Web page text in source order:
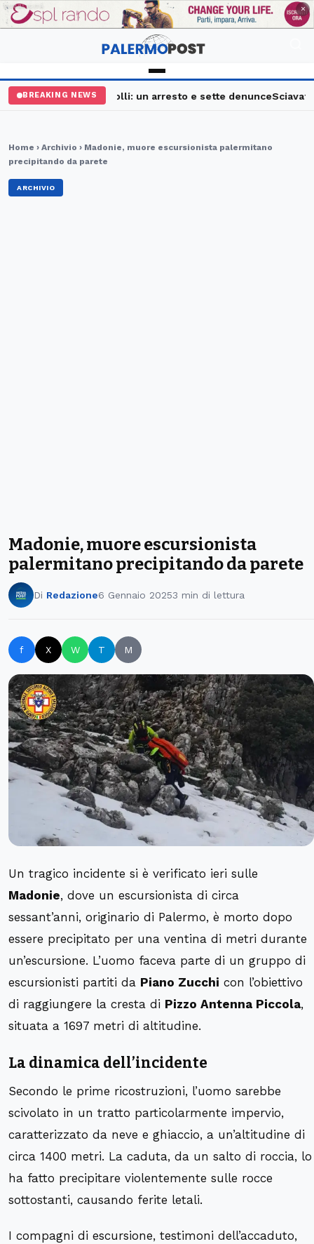
PUBBLICITÀ ×
BREAKING NEWS
maxi controlli: un arresto e sette denunceSciavata
Home › Archivio › Madonie, muore escursionista palermitano
precipitando da parete
ARCHIVIO
Madonie, muore escursionista
palermitano precipitando da parete
Di Redazione6 Gennaio 20253 min di lettura
f X W T M
Un tragico incidente si è verificato ieri sulle
Madonie, dove un escursionista di circa
sessant’anni, originario di Palermo, è morto dopo
essere precipitato per una ventina di metri durante
un’escursione. L’uomo faceva parte di un gruppo di
escursionisti partiti da Piano Zucchi con l’obiettivo
di raggiungere la cresta di Pizzo Antenna Piccola,
situata a 1697 metri di altitudine.
La dinamica dell’incidente
Secondo le prime ricostruzioni, l’uomo sarebbe
scivolato in un tratto particolarmente impervio,
caratterizzato da neve e ghiaccio, a un’altitudine di
circa 1400 metri. La caduta, da un salto di roccia, lo
ha fatto precipitare violentemente sulle rocce
sottostanti, causando ferite letali.
I compagni di escursione, testimoni dell’accaduto,